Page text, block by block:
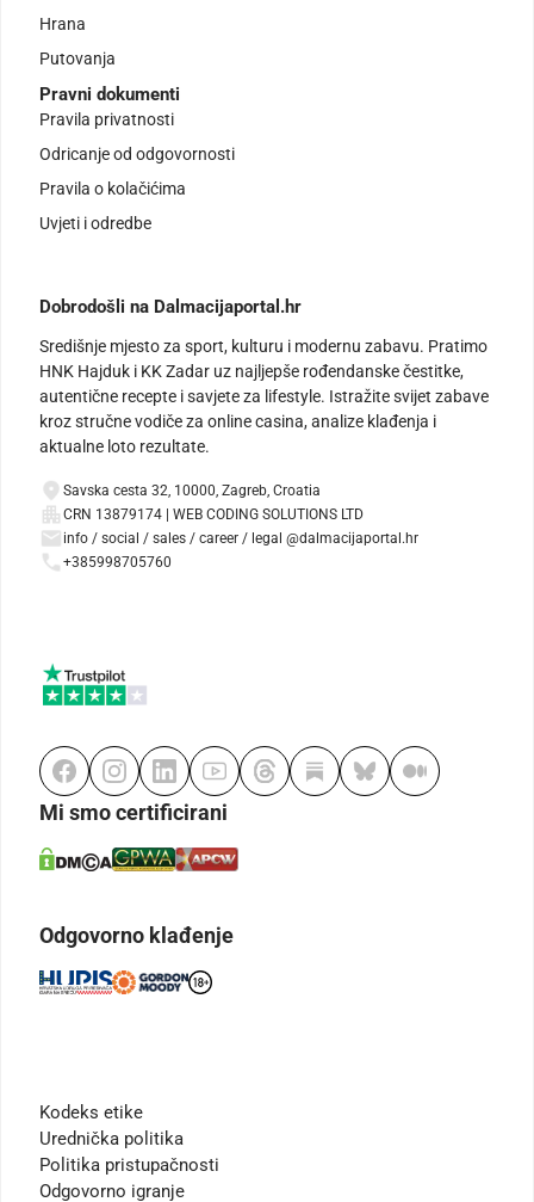
Hrana
Putovanja
Pravni dokumenti
Pravila privatnosti
Odricanje od odgovornosti
Pravila o kolačićima
Uvjeti i odredbe
Dobrodošli na Dalmacijaportal.hr
Središnje mjesto za sport, kulturu i modernu zabavu. Pratimo
HNK Hajduk i KK Zadar uz najljepše rođendanske čestitke,
autentične recepte i savjete za lifestyle. Istražite svijet zabave
kroz stručne vodiče za online casina, analize klađenja i
aktualne loto rezultate.
Savska cesta 32, 10000, Zagreb, Croatia
CRN 13879174 | WEB CODING SOLUTIONS LTD
info / social / sales / career / legal @dalmacijaportal.hr
+385998705760
Mi smo certificirani
Odgovorno klađenje
Kodeks etike
Urednička politika
Politika pristupačnosti
Odgovorno igranje